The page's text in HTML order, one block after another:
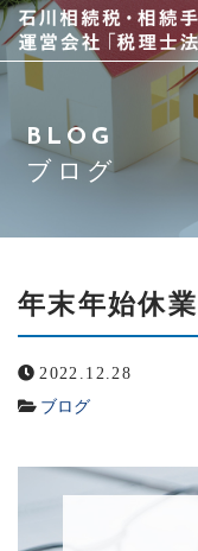
当事務所について
スタッフ紹介
アクセス
ブログ
お問い合わせ
BLOG
ブログ
年末年始休
2022.12.28
ブログ